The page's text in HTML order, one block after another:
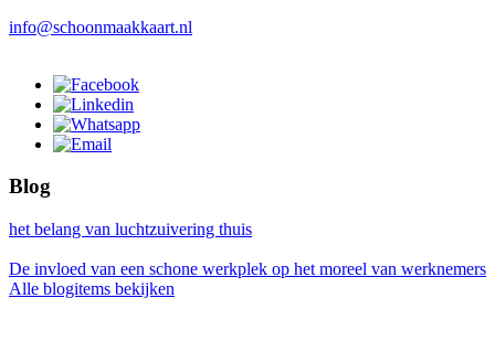
info@schoonmaakkaart.nl
Blog
het belang van luchtzuivering thuis
De invloed van een schone werkplek op het moreel van werknemers
Alle blogitems bekijken